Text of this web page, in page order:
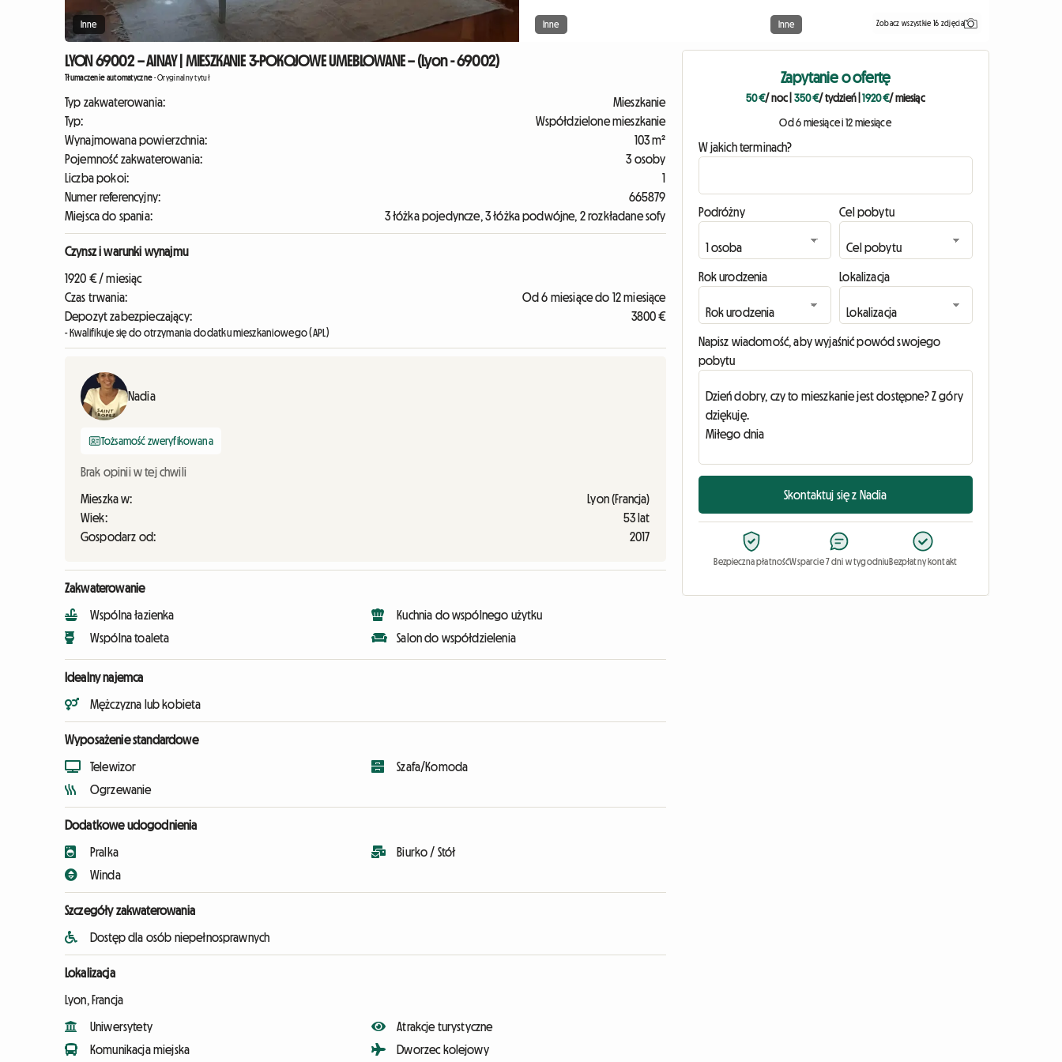
Inne Inne Inne Zobacz wszystkie 16 zdjęcia
LYON 69002 – AINAY | MIESZKANIE 3-POKOJOWE UMEBLOWANE – (Lyon - 69002)
Tłumaczenie automatyczne-Oryginalny tytuł
Typ zakwaterowania:
Mieszkanie
Typ:
Współdzielone mieszkanie
Wynajmowana powierzchnia:
103 m²
Pojemność zakwaterowania:
3 osoby
Liczba pokoi:
1
Numer referencyjny:
665879
Miejsca do spania:
3 łóżka pojedyncze, 3 łóżka podwójne, 2 rozkładane sofy
Czynsz i warunki wynajmu
1920 € / miesiąc
Czas trwania:
Od 6 miesiące do 12 miesiące
Depozyt zabezpieczający:
3800 €
- Kwalifikuje się do otrzymania dodatku mieszkaniowego (APL)
Nadia
Tożsamość zweryfikowana
Brak opinii w tej chwili
Mieszka w:
Lyon (Francja)
Wiek:
53 lat
Gospodarz od:
2017
Zakwaterowanie
Wspólna łazienka
Wspólna toaleta
Kuchnia do wspólnego użytku
Salon do współdzielenia
Idealny najemca
Mężczyzna lub kobieta
Wyposażenie standardowe
Telewizor
Ogrzewanie
Szafa/Komoda
Dodatkowe udogodnienia
Pralka
Winda
Biurko / Stół
Szczegóły zakwaterowania
Dostęp dla osób niepełnosprawnych
Lokalizacja
Lyon, Francja
Uniwersytety
Komunikacja miejska
Atrakcje turystyczne
Dworzec kolejowy
Zapytanie o ofertę
50 €/ noc 350 €/ tydzień|1920 €/ miesiąc
Od 6 miesiące i 12 miesiące
W jakich terminach?
Podróżny Cel pobytu
Rok urodzenia Lokalizacja
Napisz wiadomość, aby wyjaśnić powód swojego
pobytu
Skontaktuj się z Nadia
Bezpieczna płatnośćWsparcie 7 dni w tygodniuBezpłatny kontakt